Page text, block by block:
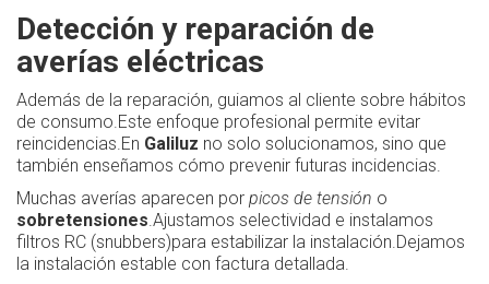
Detección y reparación de
averías eléctricas
Además de la reparación, guiamos al cliente sobre hábitos
de consumo.Este enfoque profesional permite evitar
reincidencias.En Galiluz no solo solucionamos, sino que
también enseñamos cómo prevenir futuras incidencias.
Muchas averías aparecen por picos de tensión o
sobretensiones .Ajustamos selectividad e instalamos
filtros RC (snubbers)para estabilizar la instalación.Dejamos
la instalación estable con factura detallada.